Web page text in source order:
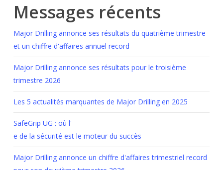
Messages récents
Major Drilling annonce ses résultats du quatrième trimestre
et un chiffre d'affaires annuel record
Major Drilling annonce ses résultats pour le troisième
trimestre 2026
Les 5 actualités marquantes de Major Drilling en 2025
SafeGrip UG : où l'
e de la sécurité est le moteur du succès
Major Drilling annonce un chiffre d'affaires trimestriel record